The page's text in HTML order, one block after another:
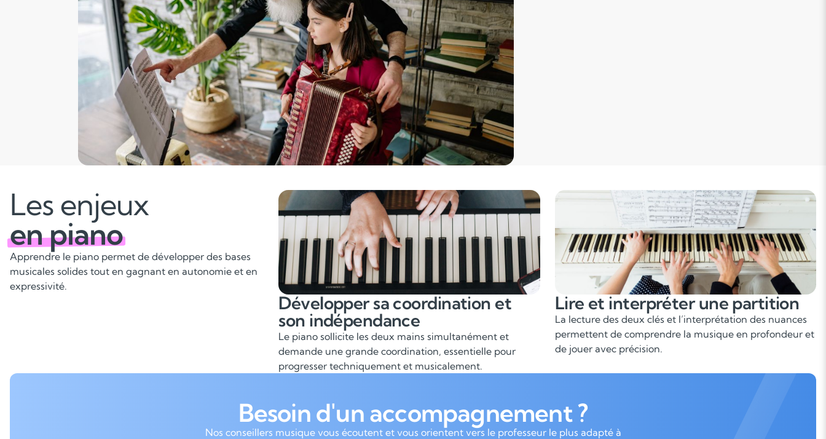
Les enjeux
en piano
Apprendre le piano permet de développer des bases
musicales solides tout en gagnant en autonomie et en
expressivité.
Développer sa coordination et
son indépendance
Le piano sollicite les deux mains simultanément et
demande une grande coordination, essentielle pour
progresser techniquement et musicalement.
Lire et interpréter une partition
La lecture des deux clés et l’interprétation des nuances
permettent de comprendre la musique en profondeur et
de jouer avec précision.
Besoin d'un accompagnement ?
Nos conseillers musique vous écoutent et vous orientent vers le professeur le plus adapté à